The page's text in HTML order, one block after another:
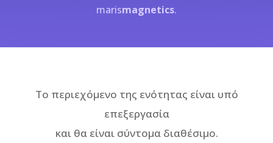
marismagnetics.
Το περιεχόμενο της ενότητας είναι υπό
επεξεργασία
και θα είναι σύντομα διαθέσιμο.